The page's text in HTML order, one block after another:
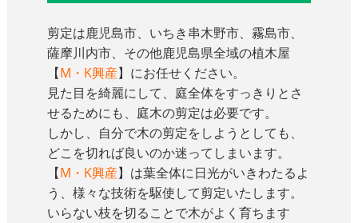
剪定は鹿児島市、いちき串木野市、霧島市、
薩摩川内市、その他鹿児島県全域の植木屋
【M・K興産】にお任せください。
見た目を綺麗にして、庭全体をすっきりとさ
せるためにも、庭木の剪定は必要です。
しかし、自分で木の剪定をしようとしても、
どこを切れば良いのか迷ってしまいます。
【M・K興産】は葉全体に日光がいきわたるよ
う、様々な技術を駆使して剪定いたします。
いらない枝を切ることで木がよく育ちます